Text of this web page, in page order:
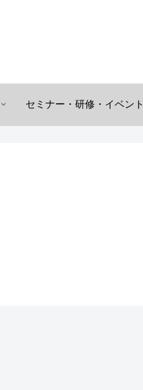
セミナー・研修・イベント